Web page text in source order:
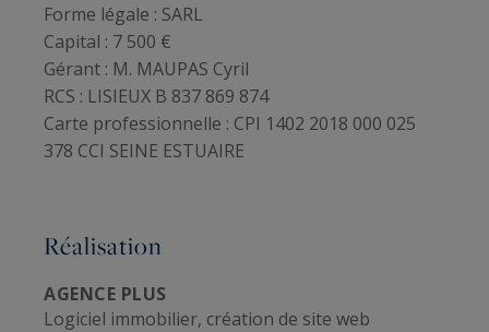
Forme légale : SARL
Capital : 7 500 €
Gérant : M. MAUPAS Cyril
RCS : LISIEUX B 837 869 874
Carte professionnelle : CPI 1402 2018 000 025
378 CCI SEINE ESTUAIRE
Réalisation
AGENCE PLUS
Logiciel immobilier, création de site web